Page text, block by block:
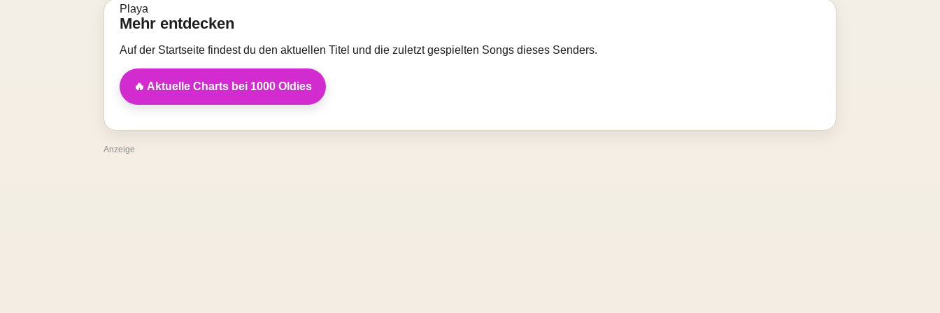
Mehr entdecken
Auf der Startseite findest du den aktuellen Titel und die zuletzt gespielten Songs dieses Senders.
🔥 Aktuelle Charts bei 1000 Oldies
Anzeige